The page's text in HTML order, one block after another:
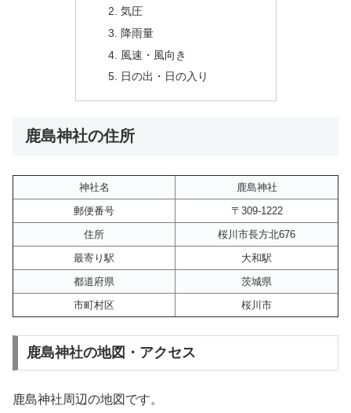
気圧
降雨量
風速・風向き
日の出・日の入り
鹿島神社の住所
神社名
鹿島神社
郵便番号
〒309-1222
住所
桜川市長方北676
最寄り駅
大和駅
都道府県
茨城県
市町村区
桜川市
鹿島神社の地図・アクセス
鹿島神社周辺の地図です。